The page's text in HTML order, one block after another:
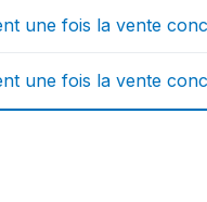
une fois la vente
une fois la vente